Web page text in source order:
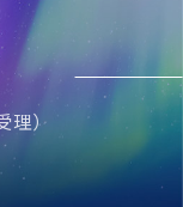
理）